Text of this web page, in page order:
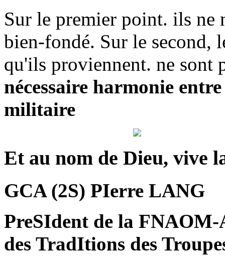
Sur le premier point. ils ne
bien-fondé. Sur le second,
qu'ils proviennent. ne sont
nécessaire harmonie
militaire
Et au nom de Dieu, vive
GCA (2S) PIerre LANG
PreSIdent de la
des TradItions des